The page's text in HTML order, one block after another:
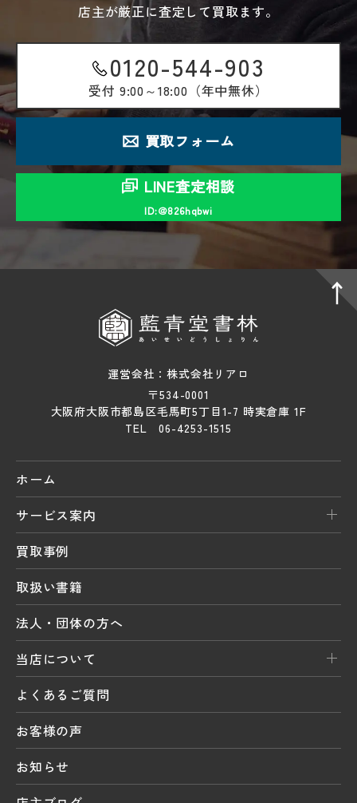
店主が厳正に査定して買取ます。
0120-544-903
受付 9:00～18:00（年中無休）
買取フォーム
LINE査定相談
ID:＠826hqbwi
運営会社：株式会社リアロ
〒534-0001
大阪府大阪市都島区毛馬町5丁目1-7 時実倉庫 1F
TEL 06-4253-1515
ホーム
サービス案内
買取事例
取扱い書籍
法人・団体の方へ
当店について
よくあるご質問
お客様の声
お知らせ